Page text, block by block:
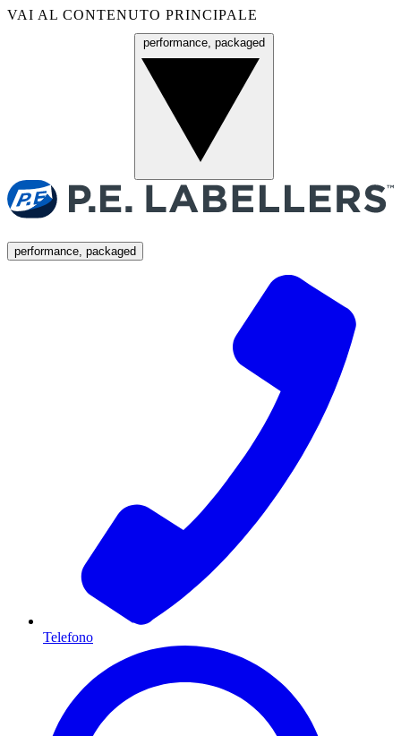
VAI AL CONTENUTO PRINCIPALE
performance, packaged
performance, packaged
Telefono